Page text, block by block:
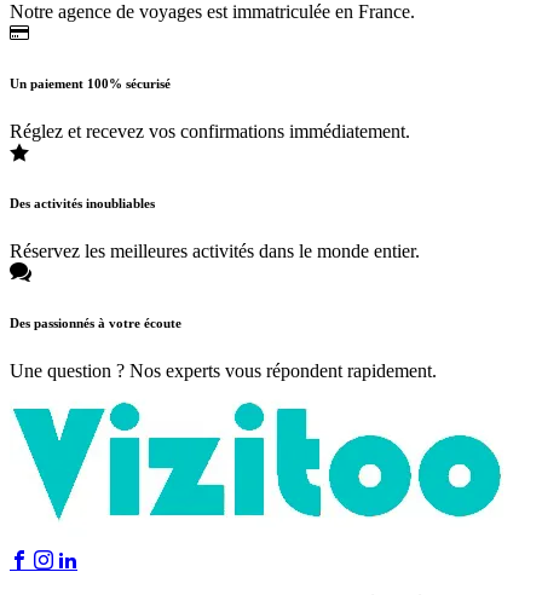
Notre agence de voyages est immatriculée en France.
Un paiement 100% sécurisé
Réglez et recevez vos confirmations immédiatement.
Des activités inoubliables
Réservez les meilleures activités dans le monde entier.
Des passionnés à votre écoute
Une question ? Nos experts vous répondent rapidement.